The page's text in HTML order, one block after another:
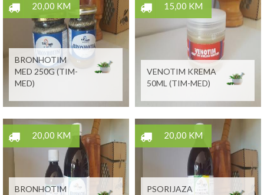
20,00 KM
BRONHOTIM
MED 250G (TIM-
MED)
15,00 KM
VENOTIM KREMA
50ML (TIM-MED)
20,00 KM
BRONHOTIM
20,00 KM
PSORIJAZA